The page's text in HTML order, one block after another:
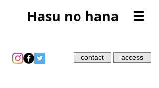
Hasu no hana
contact access